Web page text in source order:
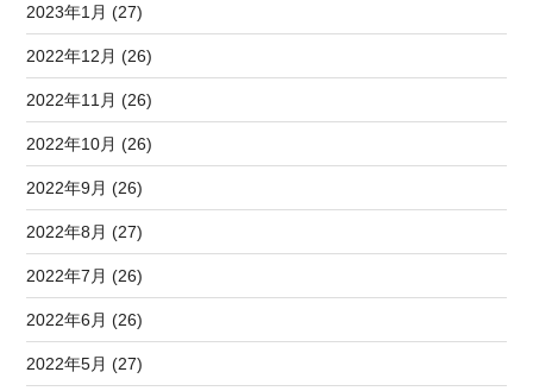
2023年1月 (27)
2022年12月 (26)
2022年11月 (26)
2022年10月 (26)
2022年9月 (26)
2022年8月 (27)
2022年7月 (26)
2022年6月 (26)
2022年5月 (27)